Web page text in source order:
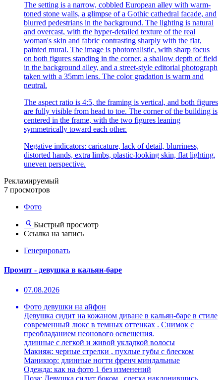
The setting is a narrow, cobbled European alley with warm-
toned stone walls, a glimpse of a Gothic cathedral facade, and
blurred pedestrians in the background. The lighting is natural
and overcast, with the hyper-detailed texture of the real
woman's skin and fabric contrasting sharply with the flat,
painted mural. The image is photorealistic, with sharp focus
on both figures standing in the corner, a shallow depth of field
in the background alley, and a street-style editorial photograph
taken with a 35mm lens. The color gradation is warm and
neutral.
The aspect ratio is 4:5, the framing is vertical, and both figures
are fully visible from head to toe. The corner of the building is
centered in the frame, with the two figures leaning
symmetrically toward each other.
Negative indicators: caricature, lack of detail, blurriness,
distorted hands, extra limbs, plastic-looking skin, flat lighting,
uneven perspective.
Рекламируемый
7 просмотров
Фото
Быстрый просмотр
Ссылка на запись
Генерировать
Промпт - девушка в кальян-баре
07.08.2026
Фото девушки на айфон
Девушка сидит на кожаном диване в кальян-баре в стиле
современный люкс в темных оттенках . Снимок с
преобладанием неонового освещения.
длинные с легкой и живой укладкой волосы
Макияж: черные стрелки , пухлые губы с блеском
Маникюр: длинные ногти френч миндальные
Одежда: как на фото 1 без изменений
Поза: Девушка сидит боком , слегка наклонившись